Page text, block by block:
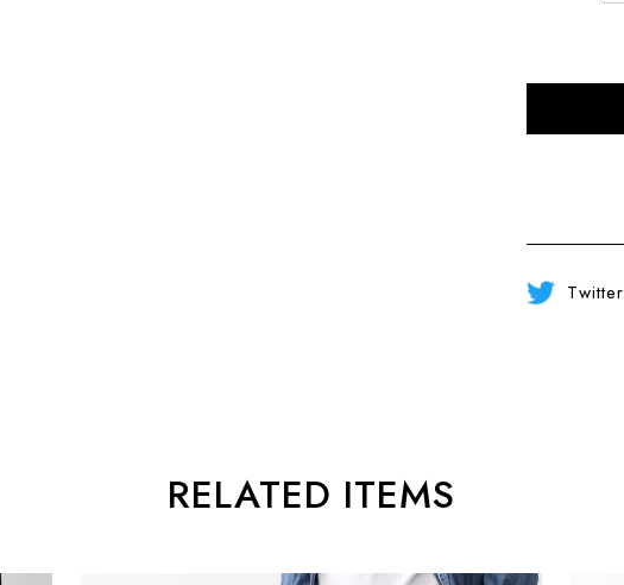
Twitter
RELATED ITEMS